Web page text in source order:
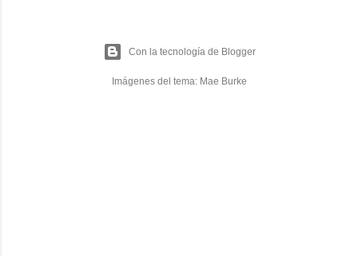
Con la tecnología de Blogger
Imágenes del tema: Mae Burke